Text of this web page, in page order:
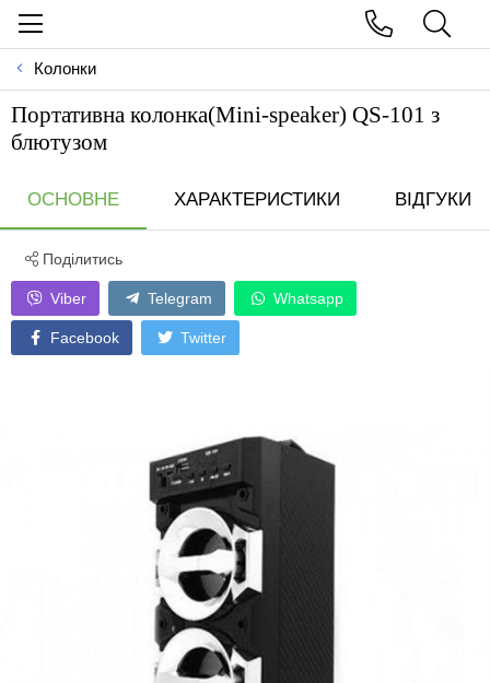
Колонки
Портативна колонка(Mini-speaker) QS-101 з
блютузом
ОСНОВНЕ ХАРАКТЕРИСТИКИ ВІДГУКИ
Поділитись
Viber Telegram Whatsapp
Facebook Twitter